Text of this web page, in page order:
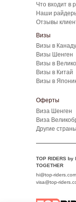
Что входит в
Наши
Отзывы
Виза Шенген
Виза
Другие страны
Оферты
TOP RIDERS by
TOGETHER
hi@top-riders.com
Визы
Визы Шенген
visa@top-
Визы в
Визы в Китай
Визы в
Визы в Канаду